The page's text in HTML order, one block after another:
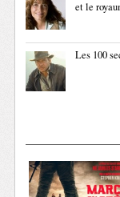
et le
Les 100